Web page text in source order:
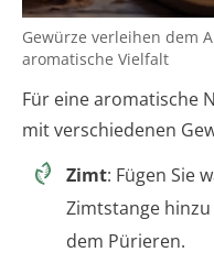
Gewürze verleihen dem
aromatische Vielfalt
Für eine aromatische
mit verschiedenen
Zimt: Fügen Sie
Zimtstange
dem Pürieren.